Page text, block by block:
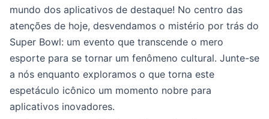
mundo dos aplicativos de destaque! No centro das
atenções de hoje, desvendamos o mistério por trás do
Super Bowl: um evento que transcende o mero
esporte para se tornar um fenômeno cultural. Junte-se
a nós enquanto exploramos o que torna este
espetáculo icônico um momento nobre para
aplicativos inovadores.